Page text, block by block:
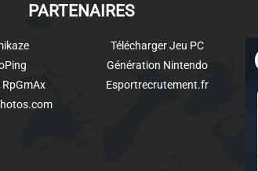
PARTENAIRES
RpGmAx
Télécharger Jeu PC
Génération Nintendo
Esportrecrutement.fr